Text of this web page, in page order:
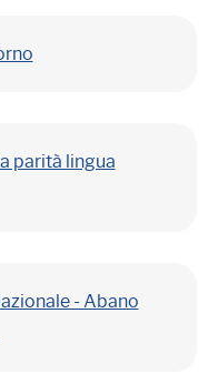
parità lingua
- Abano